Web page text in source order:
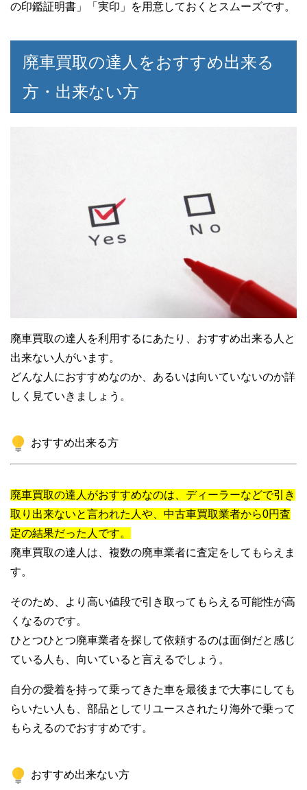
の印鑑証明書」「実印」を用意しておくとスムーズです。
廃車買取の達人をおすすめ出来る
方・出来ない方
廃車買取の達人を利用するにあたり、おすすめ出来る人と
出来ない人がいます。
どんな人におすすめなのか、あるいは向いていないのか詳
しく見ていきましょう。
おすすめ出来る方
廃車買取の達人がおすすめなのは、ディーラーなどで引き
取り出来ないと言われた人や、中古車買取業者から0円査
定の結果だった人です。
廃車買取の達人は、複数の廃車業者に査定をしてもらえま
す。
そのため、より高い値段で引き取ってもらえる可能性が高
くなるのです。
ひとつひとつ廃車業者を探して依頼するのは面倒だと感じ
ている人も、向いていると言えるでしょう。
自分の愛着を持って乗ってきた車を最後まで大事にしても
らいたい人も、部品としてリユースされたり海外で乗って
もらえるのでおすすめです。
おすすめ出来ない方